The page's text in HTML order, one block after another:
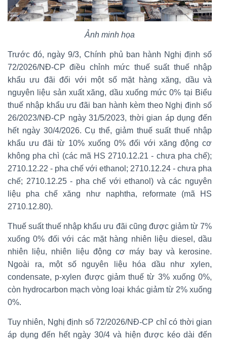
Ảnh minh họa
Trước đó, ngày 9/3, Chính phủ ban hành Nghị định số
72/2026/NĐ-CP điều chỉnh mức thuế suất thuế nhập
khẩu ưu đãi đối với một số mặt hàng xăng, dầu và
nguyên liệu sản xuất xăng, dầu xuống mức 0% tại Biểu
thuế nhập khẩu ưu đãi ban hành kèm theo Nghị định số
26/2023/NĐ-CP ngày 31/5/2023, thời gian áp dụng đến
hết ngày 30/4/2026. Cụ thể, giảm thuế suất thuế nhập
khẩu ưu đãi từ 10% xuống 0% đối với xăng động cơ
không pha chì (các mã HS 2710.12.21 - chưa pha chế);
2710.12.22 - pha chế với ethanol; 2710.12.24 - chưa pha
chế; 2710.12.25 - pha chế với ethanol) và các nguyên
liệu pha chế xăng như naphtha, reformate (mã HS
2710.12.80).
Thuế suất thuế nhập khẩu ưu đãi cũng được giảm từ 7%
xuống 0% đối với các mặt hàng nhiên liệu diesel, dầu
nhiên liệu, nhiên liệu động cơ máy bay và kerosine.
Ngoài ra, một số nguyên liệu hóa dầu như xylen,
condensate, p-xylen được giảm thuế từ 3% xuống 0%,
còn hydrocarbon mạch vòng loại khác giảm từ 2% xuống
0%.
Tuy nhiên, Nghị định số 72/2026/NĐ-CP chỉ có thời gian
áp dụng đến hết ngày 30/4 và hiện được kéo dài đến